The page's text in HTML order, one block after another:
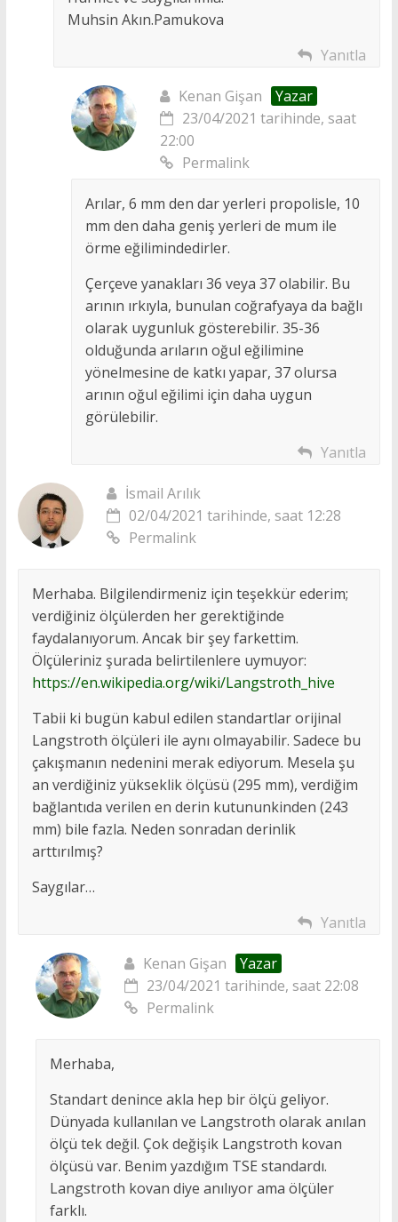
Muhsin Akın.Pamukova
Yanıtla
Kenan Gişan
Yazar
23/04/2021 tarihinde, saat
22:00
Permalink
Arılar, 6 mm den dar yerleri propolisle, 10
mm den daha geniş yerleri de mum ile
örme eğilimindedirler.
Çerçeve yanakları 36 veya 37 olabilir. Bu
arının ırkıyla, bunulan coğrafyaya da bağlı
olarak uygunluk gösterebilir. 35-36
olduğunda arıların oğul eğilimine
yönelmesine de katkı yapar, 37 olursa
arının oğul eğilimi için daha uygun
görülebilir.
Yanıtla
İsmail Arılık
02/04/2021 tarihinde, saat 12:28
Permalink
Merhaba. Bilgilendirmeniz için teşekkür ederim;
verdiğiniz ölçülerden her gerektiğinde
faydalanıyorum. Ancak bir şey farkettim.
Ölçüleriniz şurada belirtilenlere uymuyor:
https://en.wikipedia.org/wiki/Langstroth_hive
Tabii ki bugün kabul edilen standartlar orijinal
Langstroth ölçüleri ile aynı olmayabilir. Sadece bu
çakışmanın nedenini merak ediyorum. Mesela şu
an verdiğiniz yükseklik ölçüsü (295 mm), verdiğim
bağlantıda verilen en derin kutununkinden (243
mm) bile fazla. Neden sonradan derinlik
arttırılmış?
Saygılar…
Yanıtla
Kenan Gişan
Yazar
23/04/2021 tarihinde, saat 22:08
Permalink
Merhaba,
Standart denince akla hep bir ölçü geliyor.
Dünyada kullanılan ve Langstroth olarak anılan
ölçü tek değil. Çok değişik Langstroth kovan
ölçüsü var. Benim yazdığım TSE standardı.
Langstroth kovan diye anılıyor ama ölçüler
farklı.